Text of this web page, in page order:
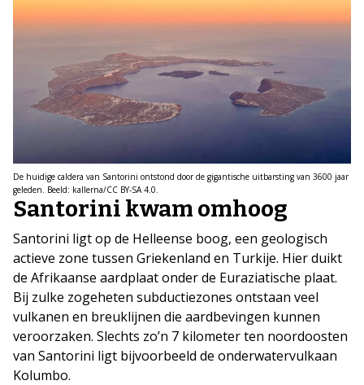
De huidige caldera van Santorini ontstond door de gigantische uitbarsting van 3600 jaar
geleden. Beeld: kallerna/CC BY-SA 4.0.
Santorini kwam omhoog
Santorini ligt op de Helleense boog, een geologisch
actieve zone tussen Griekenland en Turkije. Hier duikt
de Afrikaanse aardplaat onder de Euraziatische plaat.
Bij zulke zogeheten subductiezones ontstaan veel
vulkanen en breuklijnen die aardbevingen kunnen
veroorzaken. Slechts zo’n 7 kilometer ten noordoosten
van Santorini ligt bijvoorbeeld de onderwatervulkaan
Kolumbo.